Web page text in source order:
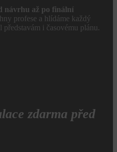
návrhu až po finální
profese a hlídáme každý
i časovému plánu.
zdarma před